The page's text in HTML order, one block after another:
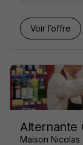
Voir l’offre
Alternante
Maison Nicolas